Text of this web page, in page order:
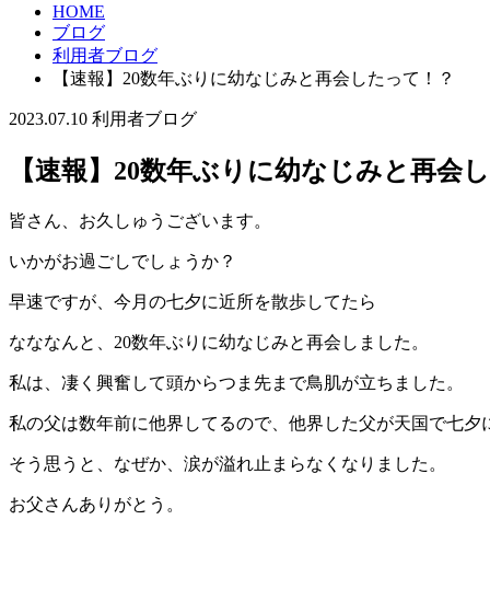
HOME
ブログ
利用者ブログ
【速報】20数年ぶりに幼なじみと再会したって！？
2023.07.10 利用者ブログ
【速報】20数年ぶりに幼なじみと再会
皆さん、お久しゅうございます。
いかがお過ごしでしょうか？
早速ですが、今月の七夕に近所を散歩してたら
なななんと、20数年ぶりに幼なじみと再会しました。
私は、凄く興奮して頭からつま先まで鳥肌が立ちました。
私の父は数年前に他界してるので、他界した父が天国で七
そう思うと、なぜか、涙が溢れ止まらなくなりました。
お父さんありがとう。